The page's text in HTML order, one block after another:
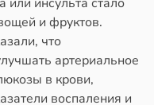
и фруктов.
что
артериальное
в крови,
воспаления и